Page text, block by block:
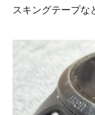
スキングテープな